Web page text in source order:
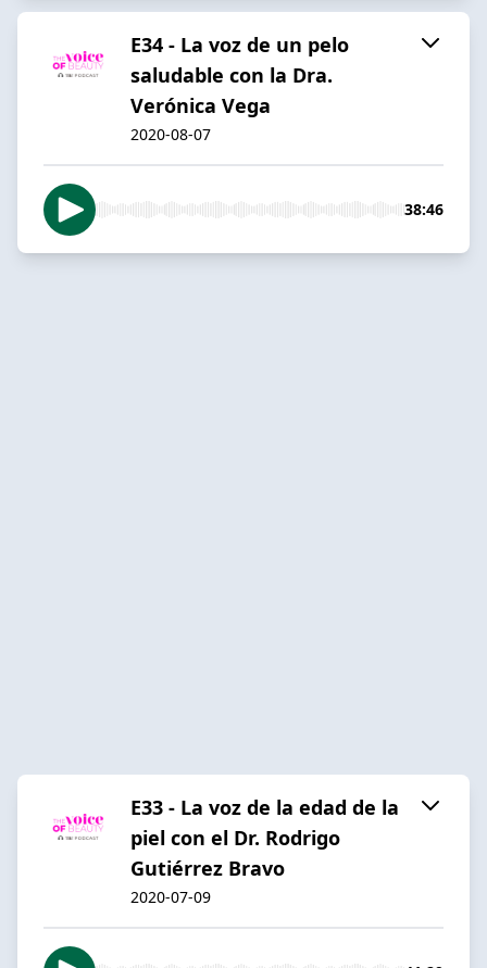
E34 - La voz de un pelo
saludable con la Dra.
Verónica Vega
2020-08-07
38:46
E33 - La voz de la edad de la
piel con el Dr. Rodrigo
Gutiérrez Bravo
2020-07-09